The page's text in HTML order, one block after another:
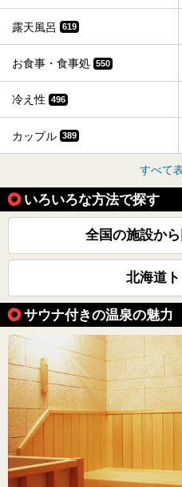
露天風呂 619
お食事・食事処 550
冷え性 496
カップル 389
すべて
いろいろな方法で探す
全国の施設か
北海道
サウナ付きの温泉の魅力